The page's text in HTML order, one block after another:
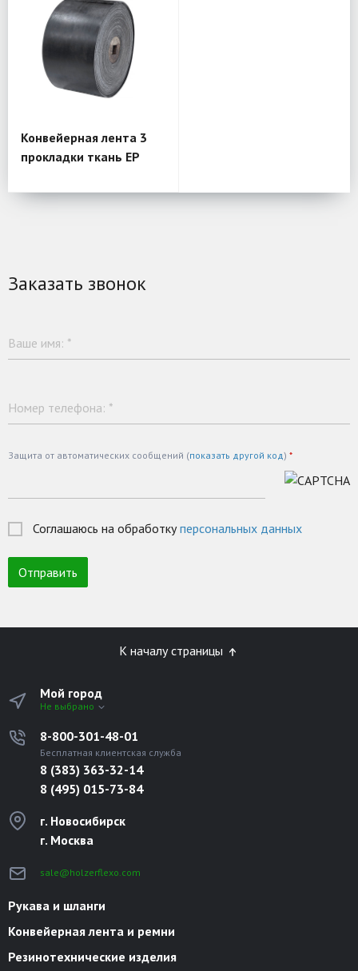
Конвейерная лента 3
прокладки ткань EP
Заказать звонок
Ваше имя: *
Номер телефона: *
Защита от автоматических сообщений (показать другой код) *
Соглашаюсь на обработкуперсональных данных
К началу страницы
Мой город
Не выбрано
8-800-301-48-01
Бесплатная клиентская служба
8 (383) 363-32-14
8 (495) 015-73-84
г. Новосибирск
г. Москва
sale@holzerflexo.com
Рукава и шланги
Конвейерная лента и ремни
Резинотехнические изделия